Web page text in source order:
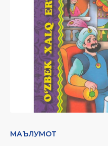
МАЪЛУМОТ